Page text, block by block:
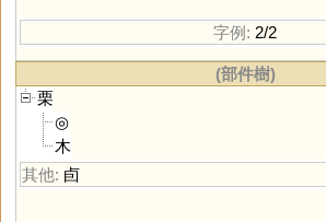
字例: 2/2
(部件樹)
栗
◎
木
其他: 卣